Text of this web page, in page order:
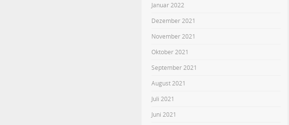
Januar 2022
Dezember 2021
November 2021
Oktober 2021
September 2021
August 2021
Juli 2021
Juni 2021